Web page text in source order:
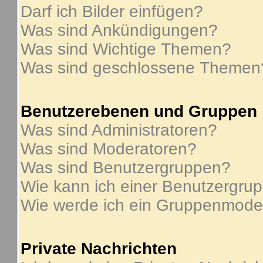
Darf ich Bilder einfügen?
Was sind Ankündigungen?
Was sind Wichtige Themen?
Was sind geschlossene
Benutzerebenen und Gruppen
Was sind Administratoren?
Was sind Moderatoren?
Was sind Benutzergruppen?
Wie kann ich einer
Wie werde ich ein
Private Nachrichten